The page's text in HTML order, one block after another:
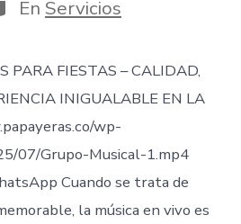
En Servicios
PARA FIESTAS – CALIDAD,
INIGUALABLE EN LA
wp-
07/Grupo-Musical-1.mp4
Cuando se trata de
la música en vivo es